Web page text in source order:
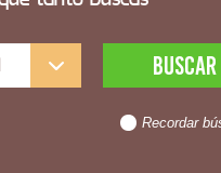
Recordar